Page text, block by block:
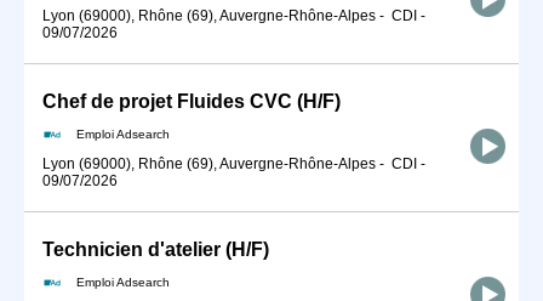
Lyon (69000), Rhône (69), Auvergne-Rhône-Alpes - CDI -
09/07/2026
Chef de projet Fluides CVC (H/F)
Emploi Adsearch
Lyon (69000), Rhône (69), Auvergne-Rhône-Alpes - CDI -
09/07/2026
Technicien d'atelier (H/F)
Emploi Adsearch